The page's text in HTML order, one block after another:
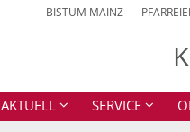
BISTUM MAINZ
AKTUELL SERVICE